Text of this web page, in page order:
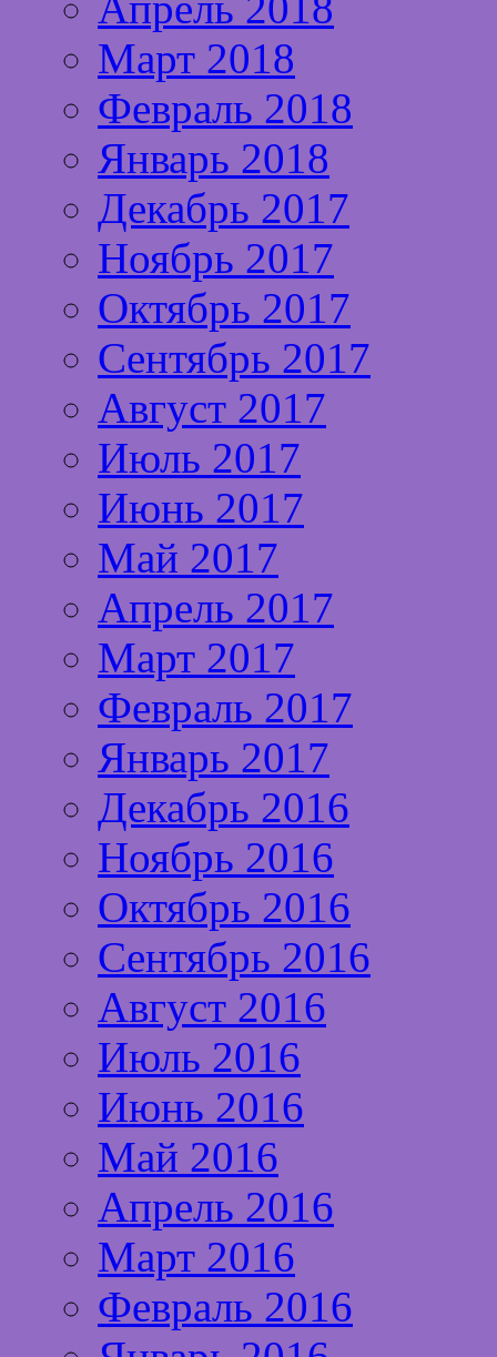
Март 2018
Февраль 2018
Январь 2018
Декабрь 2017
Ноябрь 2017
Октябрь 2017
Сентябрь 2017
Август 2017
Июль 2017
Июнь 2017
Май 2017
Апрель 2017
Март 2017
Февраль 2017
Январь 2017
Декабрь 2016
Ноябрь 2016
Октябрь 2016
Сентябрь 2016
Август 2016
Июль 2016
Июнь 2016
Май 2016
Апрель 2016
Март 2016
Февраль 2016